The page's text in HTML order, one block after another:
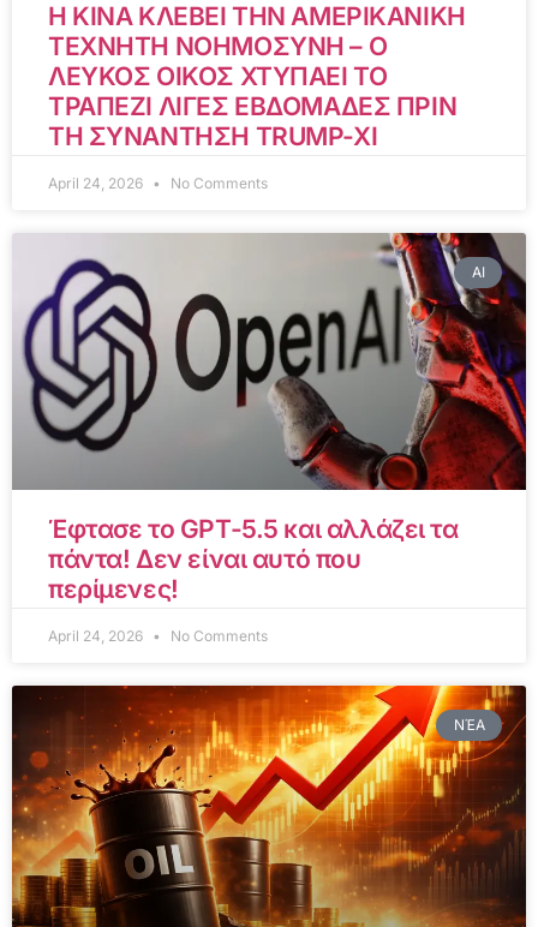
Η ΚΙΝΑ ΚΛΕΒΕΙ ΤΗΝ ΑΜΕΡΙΚΑΝΙΚΗ
ΤΕΧΝΗΤΗ ΝΟΗΜΟΣΥΝΗ – Ο
ΛΕΥΚΟΣ ΟΙΚΟΣ ΧΤΥΠΑΕΙ ΤΟ
ΤΡΑΠΕΖΙ ΛΙΓΕΣ ΕΒΔΟΜΑΔΕΣ ΠΡΙΝ
ΤΗ ΣΥΝΑΝΤΗΣΗ TRUMP-XI
April 24, 2026 No Comments
AI
Έφτασε το GPT-5.5 και αλλάζει τα
πάντα! Δεν είναι αυτό που
περίμενες!
April 24, 2026 No Comments
ΝΈΑ